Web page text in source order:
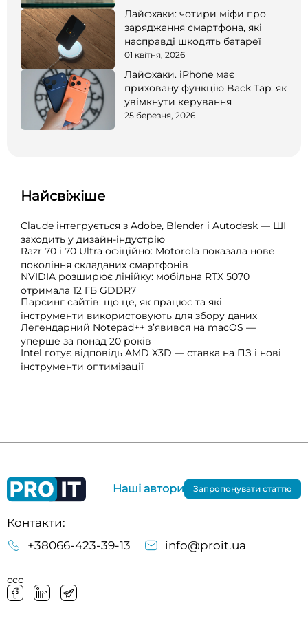
Лайфхаки: чотири міфи про
заряджання смартфона, які
насправді шкодять батареї
01 квітня, 2026
Лайфхаки. iPhone має
приховану функцію Back Tap: як
увімкнути керування
25 березня, 2026
Найсвіжіше
Claude інтегрується з Adobe, Blender і Autodesk — ШІ
заходить у дизайн-індустрію
Razr 70 і 70 Ultra офіційно: Motorola показала нове
покоління складаних смартфонів
NVIDIA розширює лінійку: мобільна RTX 5070
отримала 12 ГБ GDDR7
Парсинг сайтів: що це, як працює та які
інструменти використовують для збору даних
Легендарний Notepad++ з’явився на macOS —
уперше за понад 20 років
Intel готує відповідь AMD X3D — ставка на ПЗ і нові
інструменти оптимізації
Контакти:
+38066-423-39-13
info@proit.ua
ссс
Наші автори Запропонувати статтю